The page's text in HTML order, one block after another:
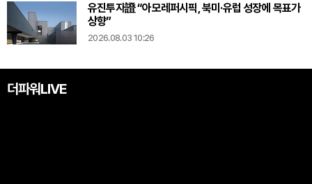
유진투자證 “아모레퍼시픽, 북미·유럽 성장에 목표가
상향”
2026.08.03 10:26
더파워LIVE